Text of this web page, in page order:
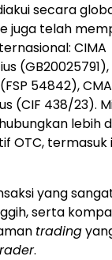
secara
juga telah
CIMA
(GB20025791),
54842),
(CIF 438/23).
lebih
OTC, termasuk
yang
serta
trading
.